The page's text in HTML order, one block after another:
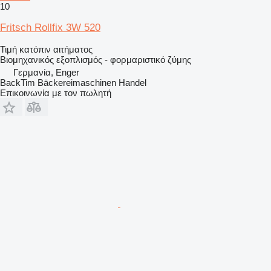
10
Fritsch Rollfix 3W 520
Τιμή κατόπιν αιτήματος
Βιομηχανικός εξοπλισμός - φορμαριστικό ζύμης
Γερμανία, Enger
BackTim Bäckereimaschinen Handel
Επικοινωνία με τον πωλητή